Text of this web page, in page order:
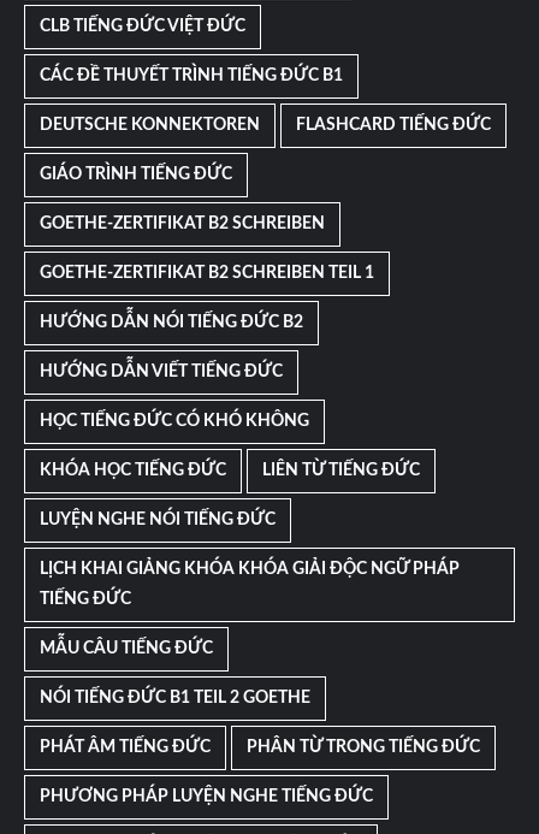
CLB TIẾNG ĐỨC VIỆT ĐỨC
CÁC ĐỀ THUYẾT TRÌNH TIẾNG ĐỨC B1
DEUTSCHE KONNEKTOREN FLASHCARD TIẾNG ĐỨC
GIÁO TRÌNH TIẾNG ĐỨC
GOETHE-ZERTIFIKAT B2 SCHREIBEN
GOETHE-ZERTIFIKAT B2 SCHREIBEN TEIL 1
HƯỚNG DẪN NÓI TIẾNG ĐỨC B2
HƯỚNG DẪN VIẾT TIẾNG ĐỨC
HỌC TIẾNG ĐỨC CÓ KHÓ KHÔNG
KHÓA HỌC TIẾNG ĐỨC LIÊN TỪ TIẾNG ĐỨC
LUYỆN NGHE NÓI TIẾNG ĐỨC
LỊCH KHAI GIẢNG KHÓA KHÓA GIẢI ĐỘC NGỮ PHÁP
TIẾNG ĐỨC
MẪU CÂU TIẾNG ĐỨC
NÓI TIẾNG ĐỨC B1 TEIL 2 GOETHE
PHÁT ÂM TIẾNG ĐỨC PHÂN TỪ TRONG TIẾNG ĐỨC
PHƯƠNG PHÁP LUYỆN NGHE TIẾNG ĐỨC